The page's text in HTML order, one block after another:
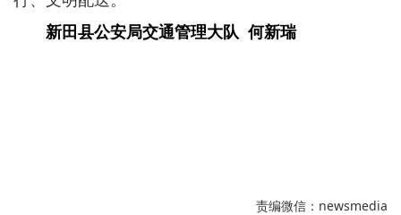
新田县公安局交通管理大队 何新瑞
责编微信：newsmedia